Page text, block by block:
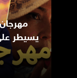
يسيطر